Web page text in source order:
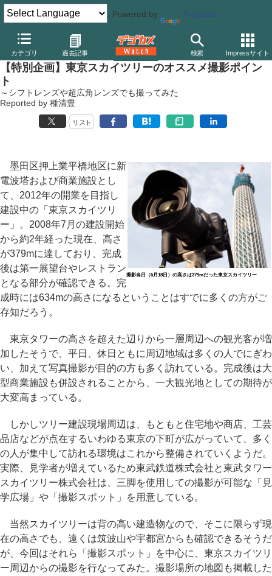
Powered by Translate
カテゴリ 過去記事 検索 Impressサイト
デジカメ Watch レンズ 交換レンズ キヤノン
【特別企画】東京スカイツリーのオススメ撮影ポイン
ト
～シフトレンズや超広角レンズでも撮ってみた
Reported by 種清豊
リスト
撮影当日（5月18日）の高さは379mだった東京スカイツリー
墨田区押上業平橋地区に新
電波塔および商業施設とし
て、2012年の開業を目指し
建設中の「東京スカイツリ
ー」。2008年7月の建設開始
から約2年経った現在、高さ
が379mに達しており、完成
後は第一展望台やレストラン
となる部分が確認できる。完
成時には634mの高さになるということはすでに多くの方がご
存知だろう。
東京タワーの高さを超えた辺りから一層周辺への観光客が増
加したそうで、平日、休日ともに周辺地域は多くの人でにぎわ
い、加えて写真撮影が目的の方も多く訪れている。完成後は大
型商業施設も併設されることから、一大観光地としての期待が
大変高まっている。
しかしツリー建設現場周辺は、もともと住宅地や商店、工芸
品店などが点在するいわゆる東京の下町が広がっていて、多く
の人が集中して訪れる環境はこれから整備されていくようだ。
実際、見学者が増えているため東武鉄道株式会社と東武タワー
スカイツリー株式会社は、三脚を使用しての撮影が可能な「見
学広場」や「撮影スポット」を用意している。
当然スカイツリーは背の高い建造物なので、そこに限らず現
在の高さでも、遠くは筑波山や宇都宮からも確認できるそうだ
が、今回はそれら「撮影スポット」を中心に、東京スカイツリ
ー周辺からの撮影を行なってみた。撮影場所の地図も掲載した